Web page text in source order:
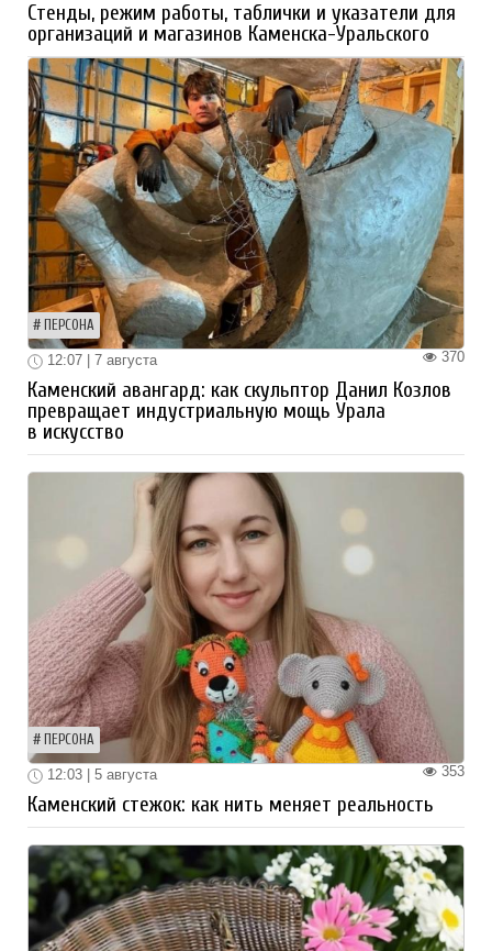
Стенды, режим работы, таблички и указатели для
организаций и магазинов Каменска-Уральского
ПЕРСОНА
370
12:07 | 7 августа
Каменский авангард: как скульптор Данил Козлов
превращает индустриальную мощь Урала
в искусство
ПЕРСОНА
353
12:03 | 5 августа
Каменский стежок: как нить меняет реальность